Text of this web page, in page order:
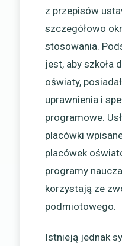
z przepisów
szczegółowo
stosowania.
jest, aby szkoła
oświaty,
uprawnienia i
programowe.
placówki
placówek
programy
korzystają ze
podmiotowego.
Istnieją jednak